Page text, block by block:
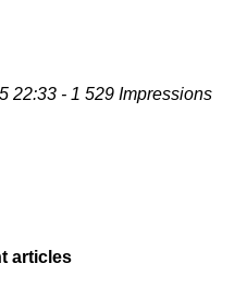
22:33 - 1 529 Impressions
articles